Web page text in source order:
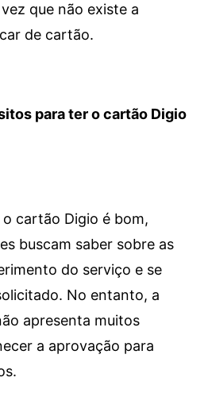
que não existe a
de cartão.
para ter o cartão Digio
cartão Digio é bom,
buscam saber sobre as
do serviço e se
No entanto, a
apresenta muitos
a aprovação para